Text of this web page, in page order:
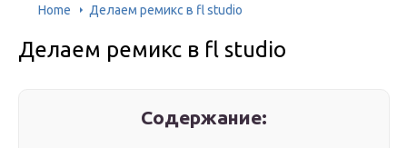
Home Делаем ремикс в fl studio
Делаем ремикс в fl studio
Содержание: